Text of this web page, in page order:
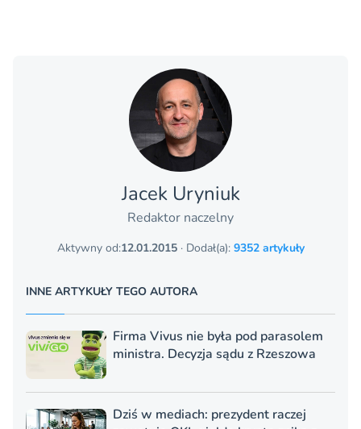
Jacek Uryniuk
Redaktor naczelny
Aktywny od:12.01.2015· Dodał(a): 9352 artykuły
INNE ARTYKUŁY TEGO AUTORA
Firma Vivus nie była pod parasolem
ministra. Decyzja sądu z Rzeszowa
Dziś w mediach: prezydent raczej